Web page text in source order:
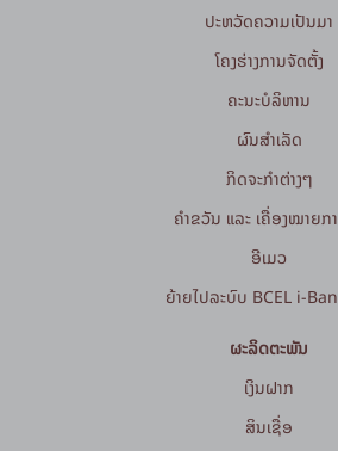
ປະຫວັດຄວາມເປັນມາ
ໂຄງຮ່າງການຈັດຕັ້ງ
ຄະນະບໍລິຫານ
ຜົນສຳເລັດ
ກິດຈະກໍາຕ່າງໆ
ຄຳຂວັນ ແລະ ເຄື່ອງໝາຍກ
ອີເມວ
ຍ້າຍໄປລະບົບ BCEL i-
ຜະລິດຕະພັນ
ເງິນຝາກ
ສິນເຊື່ອ